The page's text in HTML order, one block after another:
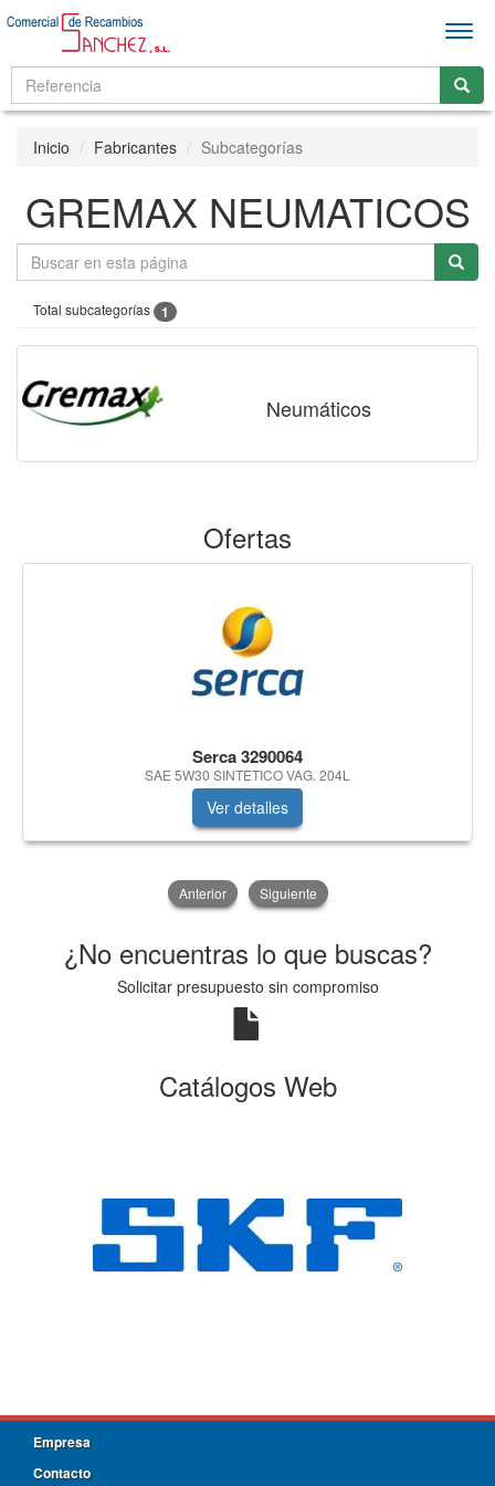
Inicio Fabricantes Subcategorías
GREMAX NEUMATICOS
Total subcategorías 1
Neumáticos
Ofertas
Serca 3290064
SAE 5W30 SINTETICO VAG. 204L
Ver detalles
Anterior Siguiente
¿No encuentras lo que buscas?
Solicitar presupuesto sin compromiso
Catálogos Web
Empresa
Contacto